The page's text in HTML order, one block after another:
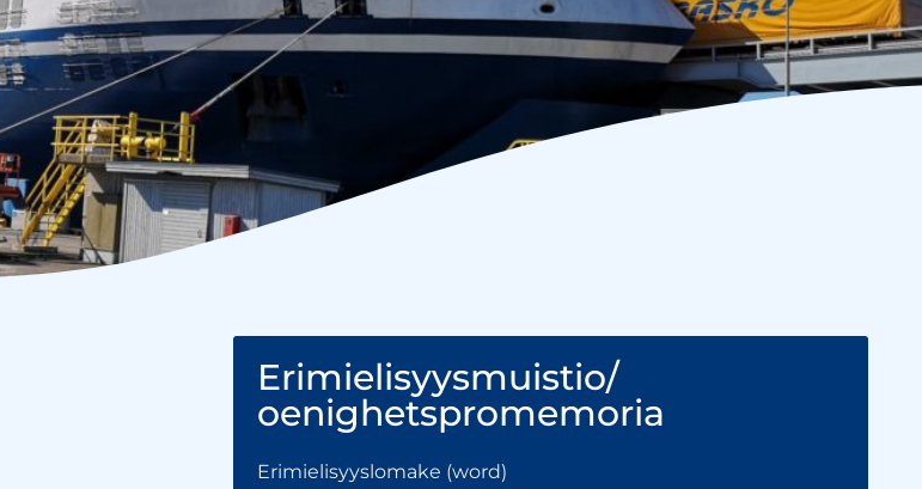
Erimielisyysmuistio/
oenighetspromemoria
Erimielisyyslomake (word)